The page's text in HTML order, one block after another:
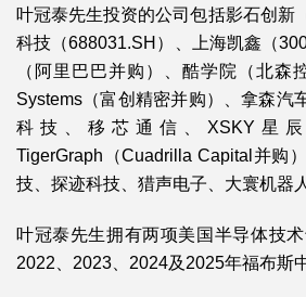
叶冠泰先生投资的公司包括影石创新
科技（688031.SH）、上海凯鑫（
（阿里巴巴并购）、酷学院（北森
Systems（富创精密并购）、拿森汽
科技、移芯通信、XSKY星
TigerGraph（Cuadrilla Capital并购
技、探迹科技、猎声电子、大寰机器
叶冠泰先生拥有两项美国半导体技术
2022、2023、2024及2025年福布斯